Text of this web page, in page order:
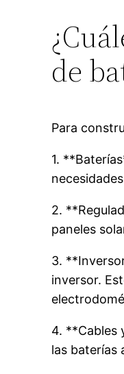
de
Para
1.
2.
paneles
3.
inversor.
4. **Cables
las baterías